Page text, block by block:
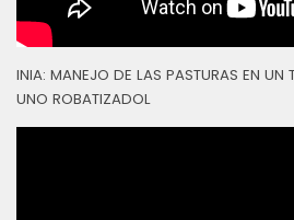
INIA: MANEJO DE LAS PASTURAS EN
UNO ROBATIZADOL